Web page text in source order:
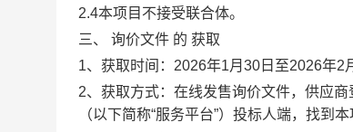
2.4本项目不接受联合体。
三、
询价文件 的 获取
1、 获取时间： 2026年1月30日至2026年2
2、 获取方式： 在线发售询价文件，供应商
（以下简称“服务平台”）投标人端，找到